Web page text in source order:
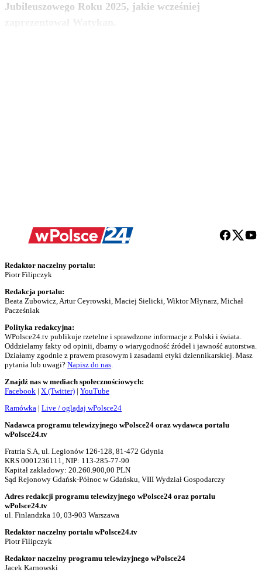
Jubileuszowego Roku 2025, jakie wcześniej
zobacz więcej
Redaktor naczelny portalu:
Piotr Filipczyk
Redakcja portalu:
Beata Zubowicz, Artur Ceyrowski, Maciej Sielicki, Wiktor Młynarz, Michał
Pacześniak
Polityka redakcyjna:
WPolsce24.tv publikuje rzetelne i sprawdzone informacje z Polski i świata.
Oddzielamy fakty od opinii, dbamy o wiarygodność źródeł i jawność autorstwa.
Działamy zgodnie z prawem prasowym i zasadami etyki dziennikarskiej. Masz
pytania lub uwagi? Napisz do nas
Znajdź nas w mediach społecznościowych:
Facebook | X (Twitter) | YouTube
Ramówka | Live / oglądaj wPolsce24
Nadawca programu telewizyjnego wPolsce24 oraz wydawca portalu
wPolsce24.tv
Fratria S.A, ul. Legionów 126-128, 81-472 Gdynia
KRS 0001236111, NIP: 113-285-77-90
Kapitał zakładowy: 20.260.900,00 PLN
Sąd Rejonowy Gdańsk-Północ w Gdańsku, VIII Wydział Gospodarczy
Adres redakcji programu telewizyjnego wPolsce24 oraz portalu
wPolsce24.tv
ul. Finlandzka 10, 03-903 Warszawa
Redaktor naczelny portalu wPolsce24.tv
Piotr Filipczyk
Redaktor naczelny programu telewizyjnego wPolsce24
Jacek Karnowski